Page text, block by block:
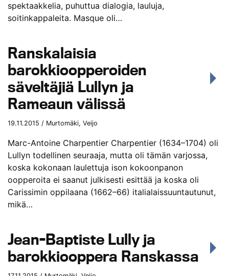
spektaakkelia, puhuttua dialogia, lauluja,
soitinkappaleita. Masque oli…
Ranskalaisia
barokkioopperoiden
säveltäjiä Lullyn ja
Rameaun välissä
19.11.2015 / Murtomäki, Veijo
Marc-Antoine Charpentier Charpentier (1634–1704) oli
Lullyn todellinen seuraaja, mutta oli tämän varjossa,
koska kokonaan laulettuja ison kokoonpanon
oopperoita ei saanut julkisesti esittää ja koska oli
Carissimin oppilaana (1662–66) italialaissuuntautunut,
mikä…
Jean-Baptiste Lully ja
barokkiooppera Ranskassa